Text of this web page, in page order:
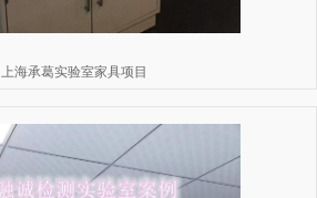
上海承葛实验室家具项目